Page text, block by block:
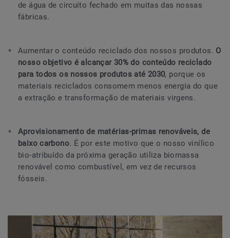
de água de circuito fechado em muitas das nossas
fábricas.
Aumentar o conteúdo reciclado dos nossos produtos. O
nosso objetivo é alcançar 30% do conteúdo reciclado
para todos os nossos produtos até 2030, porque os
materiais reciclados consomem menos energia do que
a extração e transformação de materiais virgens.
Aprovisionamento de matérias-primas renováveis, de
baixo carbono. É por este motivo que o nosso vinílico
bio-atribuído da próxima geração utiliza biomassa
renovável como combustível, em vez de recursos
fósseis.